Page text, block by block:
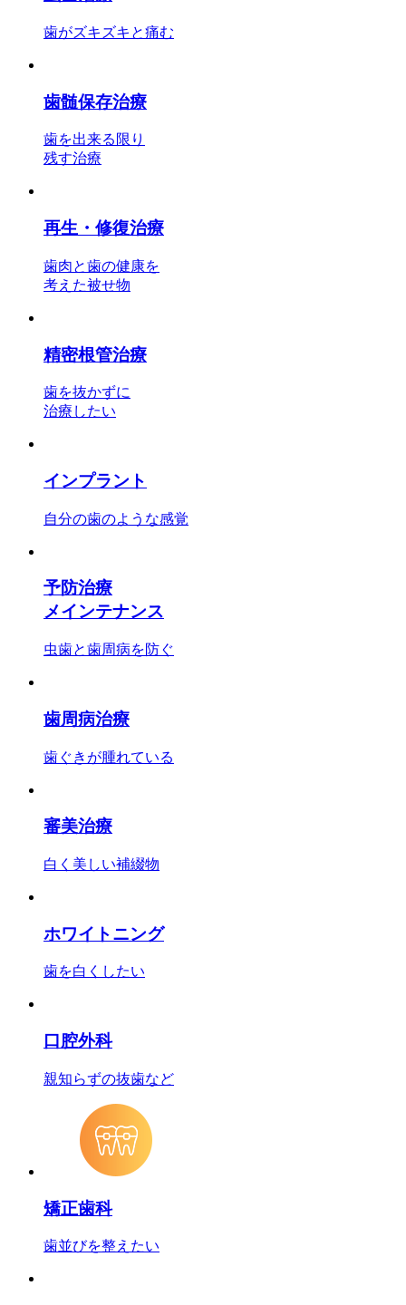
歯がズキズキと痛む
歯髄保存治療
歯を出来る限り
残す治療
再生・修復治療
歯肉と歯の健康を
考えた被せ物
精密根管治療
歯を抜かずに
治療したい
インプラント
自分の歯のような感覚
予防治療
メインテナンス
虫歯と歯周病を防ぐ
歯周病治療
歯ぐきが腫れている
審美治療
白く美しい補綴物
ホワイトニング
歯を白くしたい
口腔外科
親知らずの抜歯など
矯正歯科
歯並びを整えたい